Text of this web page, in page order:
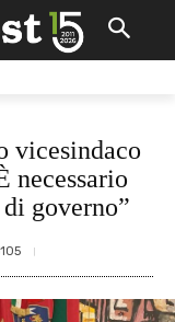
vicesindaco
necessario
governo”